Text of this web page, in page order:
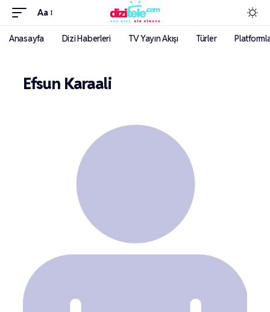
Aa
Anasayfa Dizi Haberleri TV Yayın Akışı Türler
Efsun Karaali